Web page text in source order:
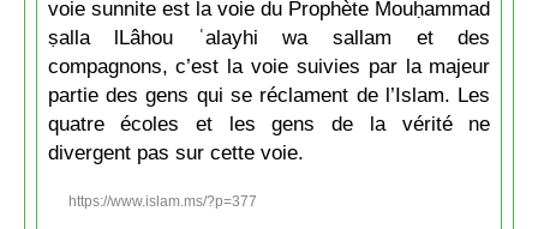
voie sunnite est la voie du Prophète Mouḥammad
ṣalla lLâhou ʿalayhi wa sallam et des
compagnons, c’est la voie suivies par la majeur
partie des gens qui se réclament de l’Islam. Les
quatre écoles et les gens de la vérité ne
divergent pas sur cette voie.
https://www.islam.ms/?p=377